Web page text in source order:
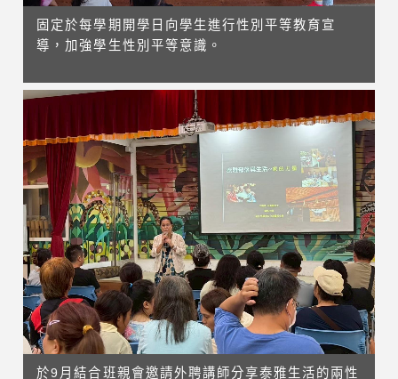
固定於每學期開學日向學生進行性別平等教育宣
導，加強學生性別平等意識。
於9月結合班親會邀請外聘講師分享泰雅生活的兩性